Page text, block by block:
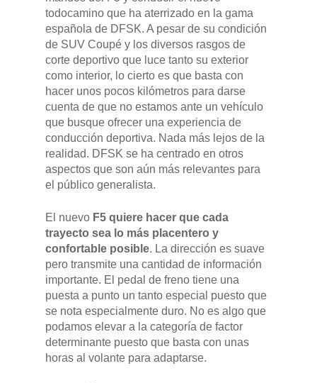
todocamino que ha aterrizado en la gama
española de DFSK. A pesar de su condición
de SUV Coupé y los diversos rasgos de
corte deportivo que luce tanto su exterior
como interior, lo cierto es que basta con
hacer unos pocos kilómetros para darse
cuenta de que no estamos ante un vehículo
que busque ofrecer una experiencia de
conducción deportiva. Nada más lejos de la
realidad. DFSK se ha centrado en otros
aspectos que son aún más relevantes para
el público generalista.
El nuevo F5 quiere hacer que cada
trayecto sea lo más placentero y
confortable posible. La dirección es suave
pero transmite una cantidad de información
importante. El pedal de freno tiene una
puesta a punto un tanto especial puesto que
se nota especialmente duro. No es algo que
podamos elevar a la categoría de factor
determinante puesto que basta con unas
horas al volante para adaptarse.